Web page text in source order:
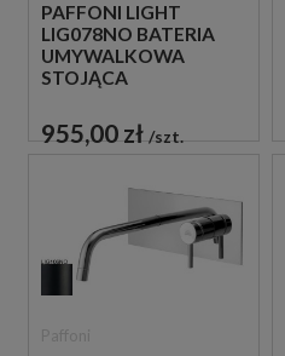
PAFFONI LIGHT
LIG078NO BATERIA
UMYWALKOWA
STOJĄCA
CZARNA
955,00 zł szt.